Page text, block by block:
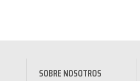
SOBRE NOSOTROS